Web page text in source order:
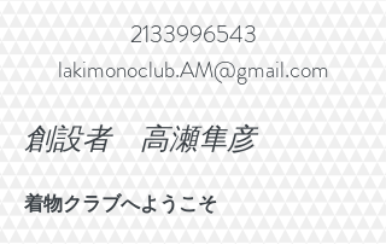
2133996543
lakimonoclub.AM@gmail.com
創設者 高瀬隼彦
着物クラブへようこそ